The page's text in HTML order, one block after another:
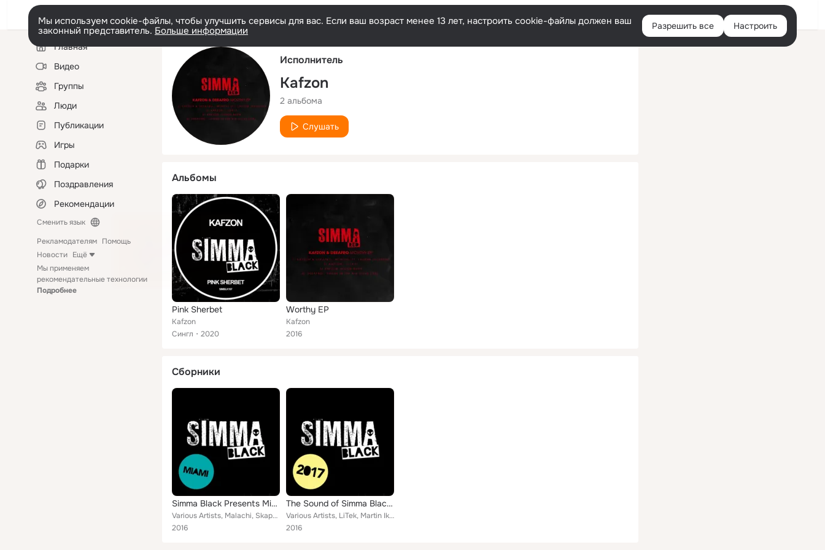
Русский Войти
Мы используем cookie-файлы, чтобы улучшить сервисы для вас. Если ваш возраст менее 13 лет, настроить cookie-файлы должен ваш
законный представитель. Больше информации Разрешить все Настроить
Левая
колонкаГлавная
Видео
Группы
Люди
Публикации
Игры
Подарки
Поздравления
Рекомендации
Сменить язык
Рекламодателям Помощь
Новости Ещё
Мы применяем
рекомендательные технологии
Подробнее
Исполнитель
Kafzon
2 альбома
Слушать
Альбомы
Pink Sherbet
Kafzon
Сингл
2020
Worthy EP
Kafzon
2016
Сборники
Simma Black Presents Miami 2016
Various Artists, Malachi, Skapes, Krs-One, Ke-An, Kisch, DJ Cameo, Roska, Fabio Bacchini, Jeck, Jason Bye, Ovis, Kafzon, Henry S...
2016
The Sound of Simma Black 2017
Various Artists, LiTek, Martin Ikin, Full Intention, Volac, Hilton Caswell, Kafzon, Kyle Watson, The Deepshakerz, Cal Johnstone,...
2016